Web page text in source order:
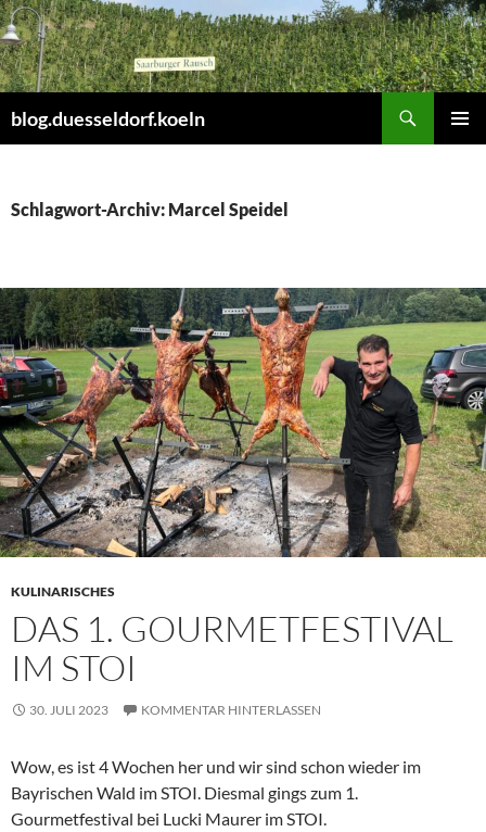
Zum
Inhalt
springen
blog.duesseldorf.koeln
Schlagwort-Archiv: Marcel Speidel
KULINARISCHES
DAS 1. GOURMETFESTIVAL
IM STOI
30. JULI 2023 KOMMENTAR HINTERLASSEN
Wow, es ist 4 Wochen her und wir sind schon wieder im
Bayrischen Wald im STOI. Diesmal gings zum 1.
Gourmetfestival bei Lucki Maurer im STOI.